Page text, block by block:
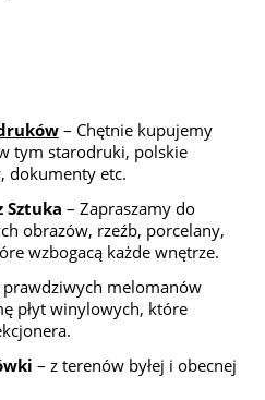
– Chętnie kupujemy
tym starodruki, polskie
dokumenty etc.
Sztuka – Zapraszamy do
obrazów, rzeźb, porcelany,
wzbogacą każde wnętrze.
melomanów
płyt winylowych, które
– z terenów byłej i obecnej